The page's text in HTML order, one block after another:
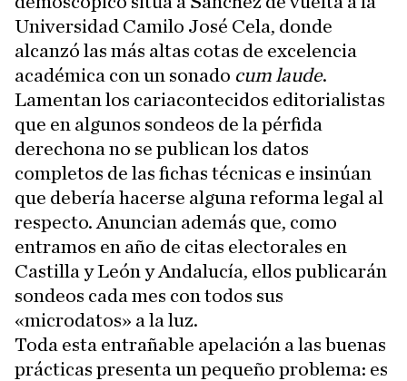
Universidad Camilo José Cela, donde
alcanzó las más altas cotas de excelencia
académica con un sonado cum laude.
Lamentan los cariacontecidos editorialistas
que en algunos sondeos de la pérfida
derechona no se publican los datos
completos de las fichas técnicas e insinúan
que debería hacerse alguna reforma legal al
respecto. Anuncian además que, como
entramos en año de citas electorales en
Castilla y León y Andalucía, ellos publicarán
sondeos cada mes con todos sus
«microdatos» a la luz.
Toda esta entrañable apelación a las buenas
prácticas presenta un pequeño problema: es